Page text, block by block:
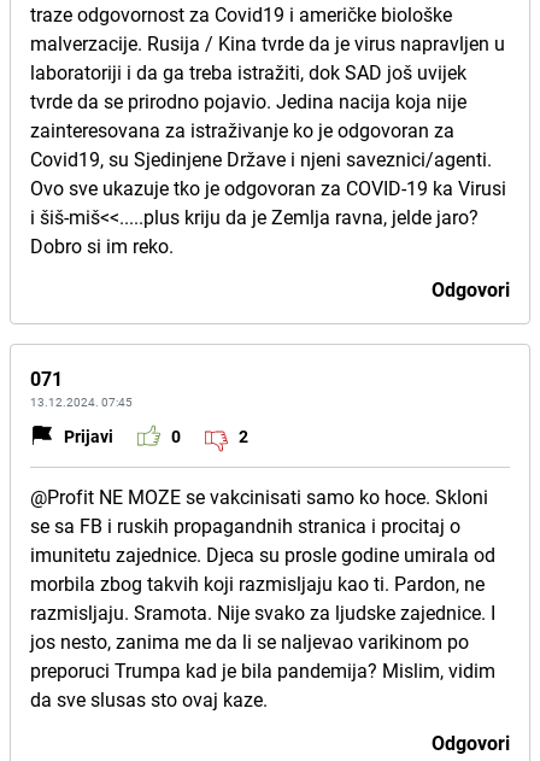
traze odgovornost za Covid19 i američke biološke
malverzacije. Rusija / Kina tvrde da je virus napravljen u
laboratoriji i da ga treba istražiti, dok SAD još uvijek
tvrde da se prirodno pojavio. Jedina nacija koja nije
zainteresovana za istraživanje ko je odgovoran za
Covid19, su Sjedinjene Države i njeni saveznici/agenti.
Ovo sve ukazuje tko je odgovoran za COVID-19 ka Virusi
i šiš-miš<<.....plus kriju da je Zemlja ravna, jelde jaro?
Dobro si im reko.
Odgovori
071
13.12.2024. 07:45
Prijavi 0 2
@Profit NE MOZE se vakcinisati samo ko hoce. Skloni
se sa FB i ruskih propagandnih stranica i procitaj o
imunitetu zajednice. Djeca su prosle godine umirala od
morbila zbog takvih koji razmisljaju kao ti. Pardon, ne
razmisljaju. Sramota. Nije svako za ljudske zajednice. I
jos nesto, zanima me da li se naljevao varikinom po
preporuci Trumpa kad je bila pandemija? Mislim, vidim
da sve slusas sto ovaj kaze.
Odgovori